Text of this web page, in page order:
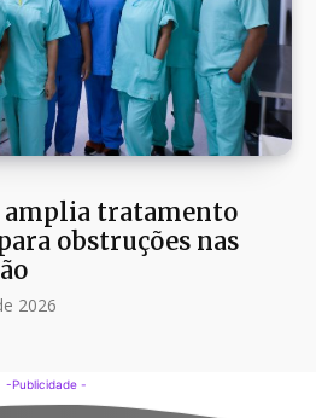
amplia tratamento
obstruções nas
2026
-Publicidade -